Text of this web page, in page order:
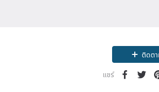
ติดต
แชร์